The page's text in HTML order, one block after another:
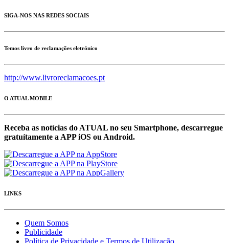
SIGA-NOS NAS REDES SOCIAIS
Temos livro de reclamações eletrónico
http://www.livroreclamacoes.pt
O ATUAL MOBILE
Receba as notícias do ATUAL no seu Smartphone, descarregue
gratuítamente a APP iOS ou Android.
LINKS
Quem Somos
Publicidade